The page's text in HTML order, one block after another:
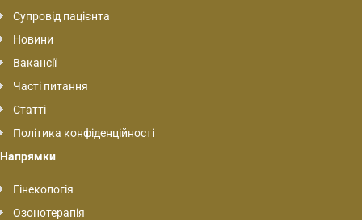
Супровід пацієнта
Новини
Вакансії
Часті питання
Статті
Політика конфіденційності
Напрямки
Гінекологія
Озонотерапія